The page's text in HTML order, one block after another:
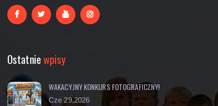
Ostatniewpisy
WAKACYJNY KONKURS FOTOGRAFICZNY!
Cze 29,2026